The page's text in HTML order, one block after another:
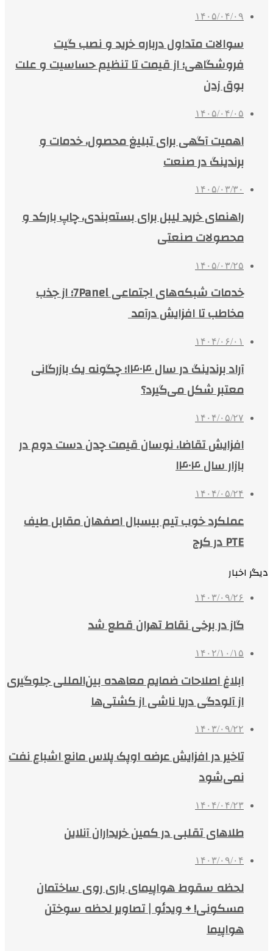
۱۴۰۵/۰۴/۰۹
سوالات متداول درباره خرید و نصب گیت
فروشگاهی؛ از قیمت تا تنظیم حساسیت و علت
بوق زدن
۱۴۰۵/۰۴/۰۵
اهمیت آگهی برای تبلیغ محصول، خدمات و
برندینگ در صنعت
۱۴۰۵/۰۳/۳۰
راهنمای خرید لیبل برای بسته‌بندی، چاپ بارکد و
محصولات صنعتی
۱۴۰۵/۰۳/۲۵
خدمات شبکه‌های اجتماعی 7Panel؛ از جذب
مخاطب تا افزایش درآمد
۱۴۰۴/۰۶/۰۱
آراد برندینگ در سال ۱۴۰۴؛ چگونه یک بازرگانی
معتبر شکل می‌گیرد؟
۱۴۰۴/۰۵/۲۷
افزایش تقاضا، نوسان قیمت چدن دست دوم در
بازار سال ۱۴۰۴
۱۴۰۴/۰۵/۲۴
عملکرد خوب تیم بیسبال اصفهان مقابل طیف
PTE در کرج
دیگر اخبار
۱۴۰۳/۰۹/۲۶
گاز در برخی نقاط تهران قطع شد
۱۴۰۲/۱۰/۱۵
ابلاغ اصلاحات ضمایم معاهده بین‌المللی جلوگیری
از آلودگی دریا ناشی از کشتی‌ها
۱۴۰۳/۰۹/۲۲
تاخیر در افزایش عرضه اوپک پلاس مانع اشباع نفت
نمی‌شود
۱۴۰۴/۰۴/۲۳
طلاهای تقلبی در کمین خریداران آنلاین
۱۴۰۳/۰۹/۰۴
لحظه سقوط هواپیمای باری روی ساختمان
مسکونی! + ویدئو | تصاویر لحظه سوختن
هواپیما